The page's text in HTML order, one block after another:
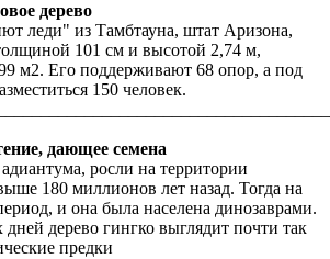
дерево
леди" из Тамбтауна, штат Аризона,
101 см и высотой 2,74 м,
м2. Его поддерживают 68 опор, а под
150 человек.
дающее семена
росли на территории
180 миллионов лет назад. Тогда на
и она была населена динозаврами.
дерево гингко выглядит почти так
предки